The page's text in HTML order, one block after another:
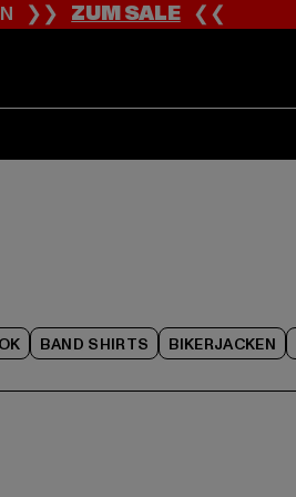
❯❯ZUM SALE❮❮
BAND SHIRTS BIKERJACKEN